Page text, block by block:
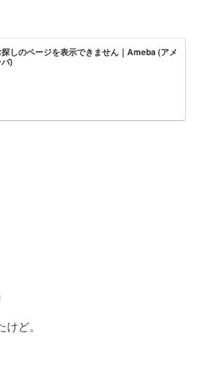
探しのページを表示できません｜Ameba (アメ
)
ど。